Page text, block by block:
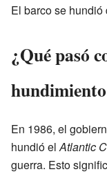
El barco se
¿Qué pasó
En 1986, el
hundió elAtlantic
guerra. Esto